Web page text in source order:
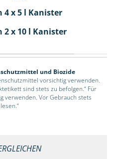
4 x 5 l Kanister
2 x 10 l Kanister
und Biozide
vorsichtig verwenden.
sind stets zu befolgen.“ Für
verwenden. Vor Gebrauch stets